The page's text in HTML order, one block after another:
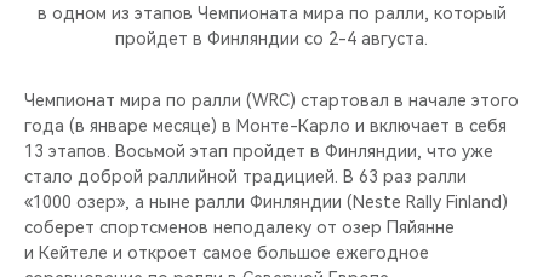
СЕДАНЫ
НОВИНКИ
БЛАГОТВОРИТЕЛЬНОСТЬ
CHERY REMOTE
CHERY И СПОРТ
в одном из этапов Чемпионата мира по ралли, который
пройдет в Финляндии со 2-4 августа.
Чемпионат мира по ралли (WRC) стартовал в начале этого
года (в январе месяце) в Монте-Карло и включает в себя
13 этапов. Восьмой этап пройдет в Финляндии, что уже
стало доброй раллийной традицией. В 63 раз ралли
«1000 озер», а ныне ралли Финляндии (Neste Rally Finland)
соберет спортсменов неподалеку от озер Пяйянне
и Кейтеле и откроет самое большое ежегодное